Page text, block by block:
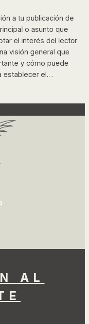
a tu publicación de
o asunto que
el interés del lector
visión general que
y cómo puede
establecer el…
AL